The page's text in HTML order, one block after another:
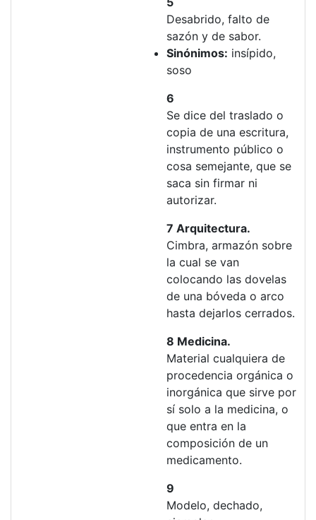
Desabrido, falto de
sazón y de sabor.
Sinónimos: insípido,
soso
6
Se dice del traslado o
copia de una escritura,
instrumento público o
cosa semejante, que se
saca sin firmar ni
autorizar.
7 Arquitectura.
Cimbra, armazón sobre
la cual se van
colocando las dovelas
de una bóveda o arco
hasta dejarlos cerrados.
8 Medicina.
Material cualquiera de
procedencia orgánica o
inorgánica que sirve por
sí solo a la medicina, o
que entra en la
composición de un
medicamento.
9
Modelo, dechado,